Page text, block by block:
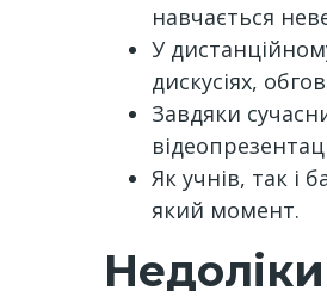
навчається
У
дискусіях,
Завдяки
Як учнів, так і
який момент.